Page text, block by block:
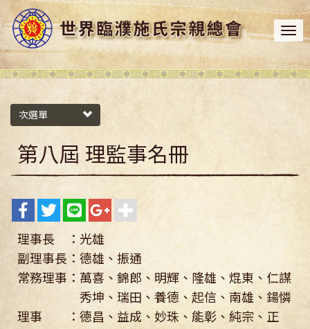
次選單
第八屆 理監事名冊
理事長 ：光雄
副理事長：德雄、振通
常務理事：萬喜、錦郎、明輝、隆雄、焜東、仁謀
秀坤、瑞田、養德、起信、南雄、鍚憐
理事 ：德昌、益成、妙珠、能彰、純宗、正